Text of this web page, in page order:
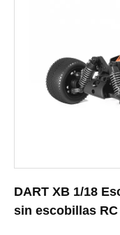
DART XB 1/18
sin escobillas